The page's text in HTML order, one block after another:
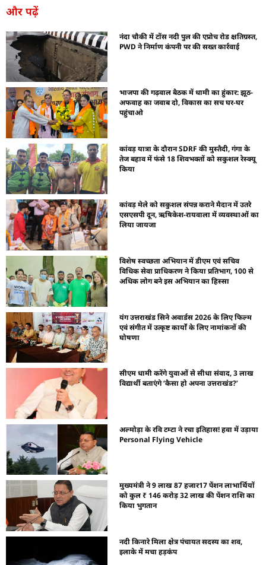
और पढ़ें
नंदा चौकी में टोंस नदी पुल की एप्रोच रोड क्षतिग्रस्त,
PWD ने निर्माण कंपनी पर की सख्त कार्रवाई
भाजपा की गढ़वाल बैठक में धामी का हुंकार: झूठ-
अफवाह का जवाब दो, विकास का सच घर-घर
पहुंचाओ
कांवड़ यात्रा के दौरान SDRF की मुस्तैदी, गंगा के
तेज बहाव में फंसे 18 शिवभक्तों को सकुशल रेस्क्यू
किया
कांवड़ मेले को सकुशल संपन्न कराने मैदान में उतरे
एसएसपी दून, ऋषिकेश-रायवाला में व्यवस्थाओं का
लिया जायजा
विशेष स्वच्छता अभियान में डीएम एवं सचिव
विधिक सेवा प्राधिकरण ने किया प्रतिभाग, 100 से
अधिक लोग बने इस अभियान का हिस्सा
यंग उत्तराखंड सिने अवार्डस 2026 के लिए फिल्म
एवं संगीत में उत्कृष्ट कार्यों के लिए नामांकनों की
घोषणा
सीएम धामी करेंगे युवाओं से सीधा संवाद, 3 लाख
विद्यार्थी बताएंगे ‘कैसा हो अपना उत्तराखंड?’
अल्मोड़ा के रवि टम्टा ने रचा इतिहास! हवा में उड़ाया
Personal Flying Vehicle
मुख्यमंत्री ने 9 लाख 87 हजार17 पेंशन लाभार्थियों
को कुल ₹ 146 करोड़ 32 लाख की पेंशन राशि का
किया भुगतान
नदी किनारे मिला क्षेत्र पंचायत सदस्य का शव,
इलाके में मचा हड़कंप